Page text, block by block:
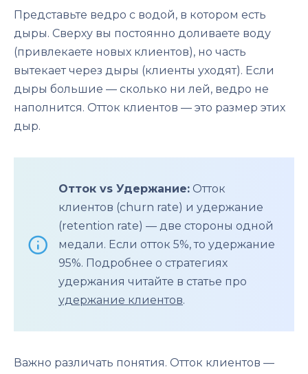
Представьте ведро с водой, в котором есть
дыры. Сверху вы постоянно доливаете воду
(привлекаете новых клиентов), но часть
вытекает через дыры (клиенты уходят). Если
дыры большие — сколько ни лей, ведро не
наполнится. Отток клиентов — это размер этих
дыр.
Отток vs Удержание: Отток
клиентов (churn rate) и удержание
(retention rate) — две стороны одной
медали. Если отток 5%, то удержание
95%. Подробнее о стратегиях
удержания читайте в статье про
удержание клиентов.
Важно различать понятия. Отток клиентов —